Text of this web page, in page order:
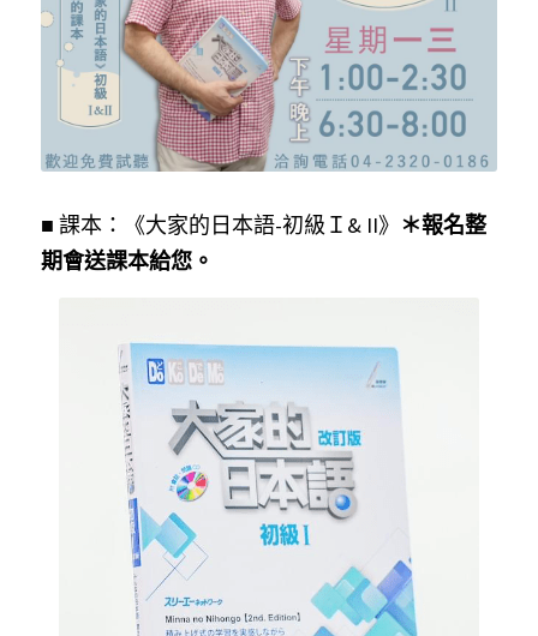
■ 課本：《大家的日本語-初級Ｉ& II》 ＊報名整
期會送課本給您。